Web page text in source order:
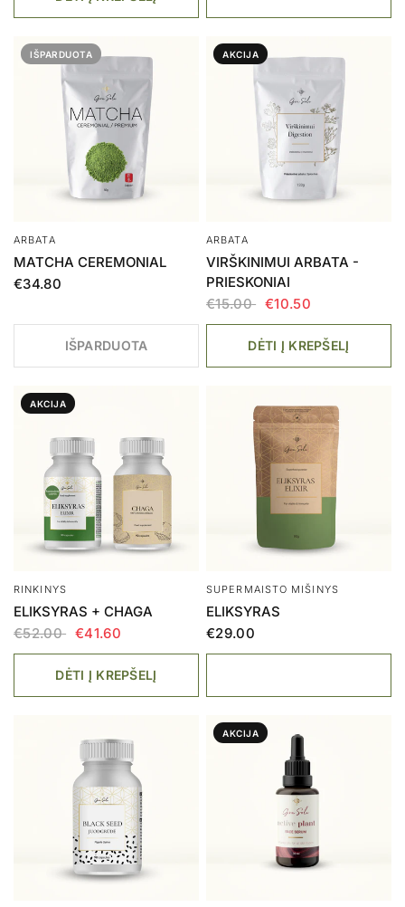
IŠPARDUOTA
ARBATA
MATCHA CEREMONIAL
€34.80
IŠPARDUOTA
AKCIJA
ARBATA
VIRŠKINIMUI ARBATA -
PRIESKONIAI
€15.00
€10.50
DĖTI Į KREPŠELĮ
AKCIJA
RINKINYS
ELIKSYRAS + CHAGA
€52.00
€41.60
DĖTI Į KREPŠELĮ
SUPERMAISTO MIŠINYS
ELIKSYRAS
€29.00
AKCIJA